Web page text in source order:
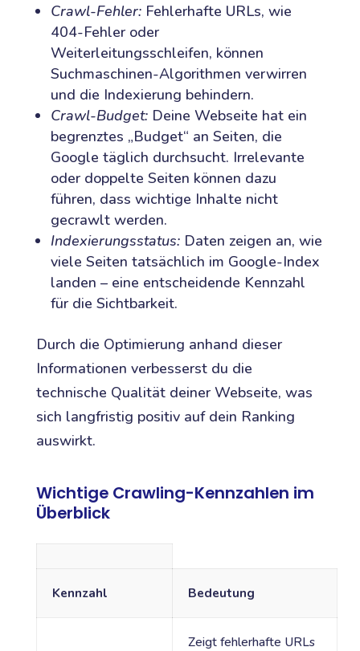
Crawl-Fehler:Fehlerhafte URLs, wie
404-Fehler oder
Weiterleitungsschleifen, können
Suchmaschinen-Algorithmen verwirren
und die Indexierung behindern.
Crawl-Budget:Deine Webseite hat ein
begrenztes „Budget“ an Seiten, die
Google täglich durchsucht. Irrelevante
oder doppelte Seiten können dazu
führen, dass wichtige Inhalte nicht
gecrawlt werden.
Indexierungsstatus:Daten zeigen an, wie
viele Seiten tatsächlich im Google-Index
landen – eine entscheidende Kennzahl
für die Sichtbarkeit.
Durch die Optimierung anhand dieser
Informationen verbesserst du die
technische Qualität deiner Webseite, was
sich langfristig positiv auf dein Ranking
auswirkt.
Wichtige Crawling-Kennzahlen im
Überblick
Kennzahl Bedeutung
Zeigt fehlerhafte URLs